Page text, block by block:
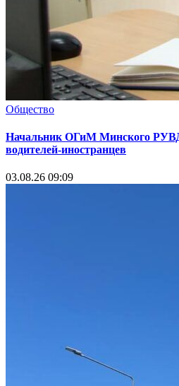
Общество
Начальник ОГиМ Минского
водителей-иностранцев
03.08.26 09:09